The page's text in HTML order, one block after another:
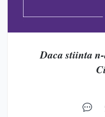
Daca stiinta